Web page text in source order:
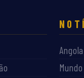
Angola
Mundo